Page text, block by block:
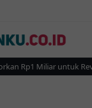
Rp1 Miliar untuk